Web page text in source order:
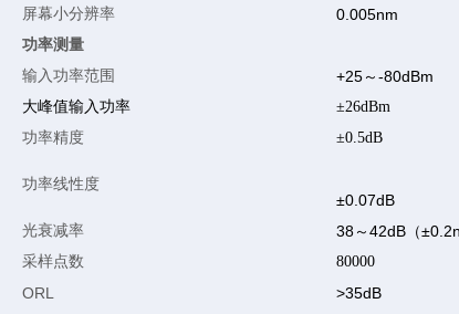
屏幕小分辨率 0.005nm
功率测量
输入功率范围
+25～-80dBm
大峰值输入功率
±26dBm
功率精度
±0.5dB
功率线性度
±0.07dB
光衰减率 38～42dB（
采样点数 80000
ORL >35dB